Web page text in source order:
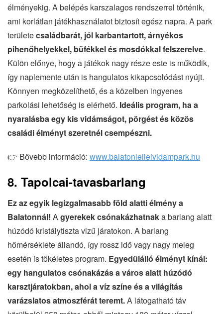
élményekig. A belépés karszalagos rendszerrel történik,
ami korlátlan játékhasználatot biztosít egész napra. A park
területecsaládbarát, jól karbantartott, árnyékos
pihenőhelyekkel, büfékkel és mosdókkal felszerelve.
Külön előnye, hogy a játékok nagy része este is működik,
így naplemente után is hangulatos kikapcsolódást nyújt.
Könnyen megközelíthető, és a közelben ingyenes
parkolási lehetőség is elérhető. Ideális program, ha a
nyaralásba egy kis vidámságot, pörgést és közös
családi élményt szeretnél csempészni.
👉 Bővebb információ: www.balatonlelleividampark.hu
8. Tapolcai-tavasbarlang
Ez az egyik legizgalmasabb föld alatti élmény a
Balatonnál! Agyerekek csónakázhatnaka barlang alatt
húzódó kristálytiszta vizű járatokon. A barlang
hőmérséklete állandó, így rossz idő vagy nagy meleg
esetén is tökéletes program. Egyedülálló élményt kínál:
egy hangulatos csónakázás a város alatt húzódó
karsztjáratokban, ahol a víz színe és a világítás
varázslatos atmoszférát teremt.A látogatható táv